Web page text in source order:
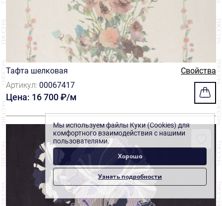
Тафта шелковая
Свойства
Артикул: 00067417
Цена: 16 700 ₽/м
Мы используем файлы Куки (Cookies) для
комфортного взаимодействия с нашими
пользователями.
Хорошо
Узнать подробности